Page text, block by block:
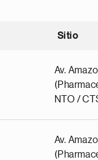
Sitio
Av.
NTO /
Av.